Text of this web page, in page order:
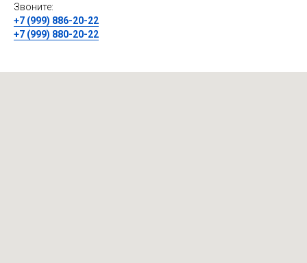
Звоните:
+7 (999) 886-20-22
+7 (999) 880-20-22